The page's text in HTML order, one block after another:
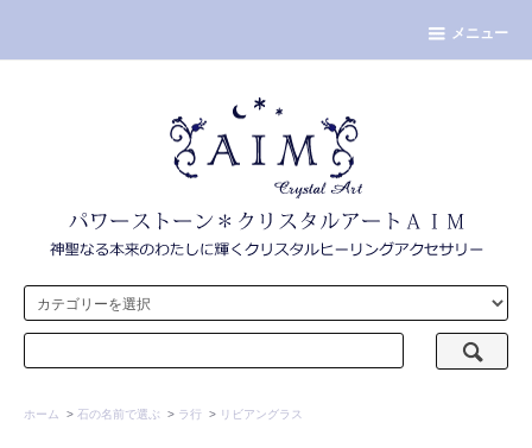
メニュー
ホーム > 石の名前で選ぶ > ラ行 > リビアングラス